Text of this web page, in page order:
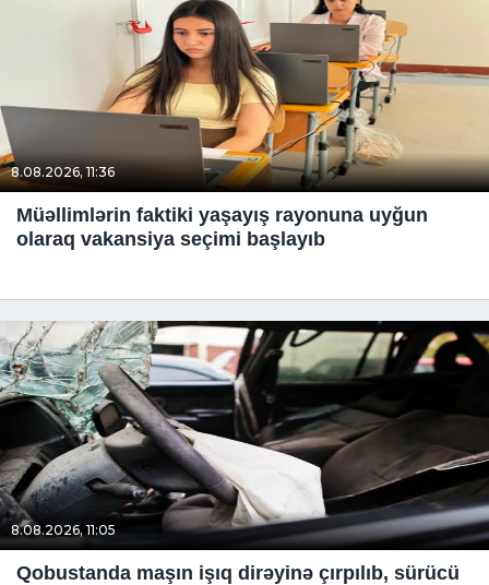
8.08.2026, 11:36
Müəllimlərin faktiki yaşayış rayonuna uyğun
olaraq vakansiya seçimi başlayıb
8.08.2026, 11:05
Qobustanda maşın işıq dirəyinə çırpılıb, sürücü